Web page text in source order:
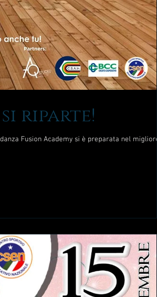
si riparte!
Fusion Academy si è preparata nel migliore